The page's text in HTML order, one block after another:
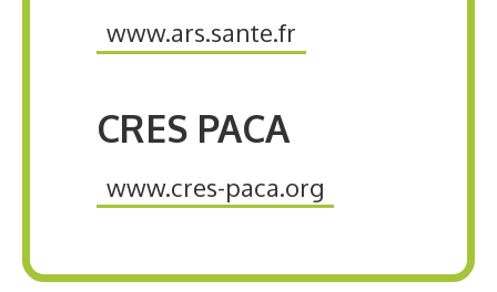
www.ars.sante.fr
CRES PACA
www.cres-paca.org